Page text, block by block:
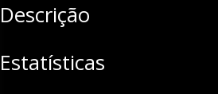
Descrição
Estatísticas